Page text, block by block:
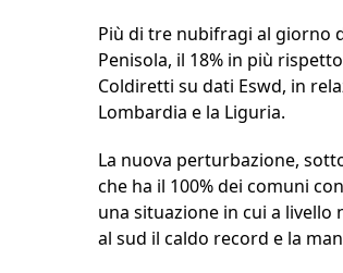
Più di tre nubifragi al giorno
Penisola, il 18% in più
Coldiretti su dati Eswd, in
Lombardia e la Liguria.
La nuova perturbazione,
che ha il 100% dei comuni
una situazione in cui a
al sud il caldo record e la